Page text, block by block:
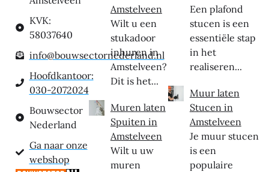
KVK:
58037640
info@bouwsectornederland.nl
Hoofdkantoor:
030-2072024
Bouwsector
Nederland
Ga naar onze
webshop
Amstelveen
Wilt u een
stukadoor
inhuren in
Amstelveen?
Dit is het...
Muren laten
Spuiten in
Amstelveen
Wilt u uw
muren
Een plafond
stucen is een
essentiële stap
in het
realiseren...
Muur laten
Stucen in
Amstelveen
Je muur stucen
is een
populaire